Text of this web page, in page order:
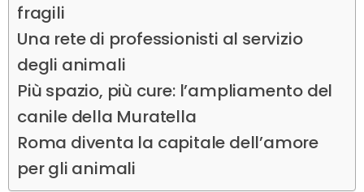
fragili
Una rete di professionisti al servizio
degli animali
Più spazio, più cure: l’ampliamento del
canile della Muratella
Roma diventa la capitale dell’amore
per gli animali